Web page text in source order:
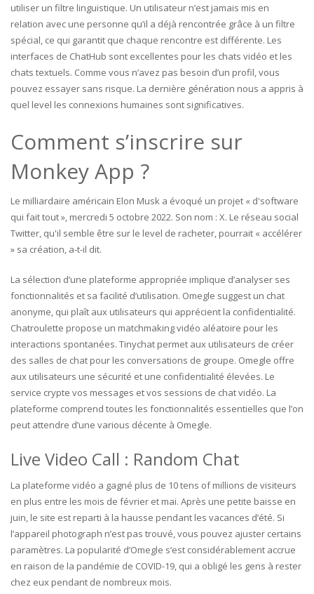
utiliser un filtre linguistique. Un utilisateur n’est jamais mis en
relation avec une personne qu’il a déjà rencontrée grâce à un filtre
spécial, ce qui garantit que chaque rencontre est différente. Les
interfaces de ChatHub sont excellentes pour les chats vidéo et les
chats textuels. Comme vous n’avez pas besoin d’un profil, vous
pouvez essayer sans risque. La dernière génération nous a appris à
quel level les connexions humaines sont significatives.
Comment s’inscrire sur
Monkey App ?
Le milliardaire américain Elon Musk a évoqué un projet « d'software
qui fait tout », mercredi 5 octobre 2022. Son nom : X. Le réseau social
Twitter, qu'il semble être sur le level de racheter, pourrait « accélérer
» sa création, a-t-il dit.
La sélection d’une plateforme appropriée implique d’analyser ses
fonctionnalités et sa facilité d’utilisation. Omegle suggest un chat
anonyme, qui plaît aux utilisateurs qui apprécient la confidentialité.
Chatroulette propose un matchmaking vidéo aléatoire pour les
interactions spontanées. Tinychat permet aux utilisateurs de créer
des salles de chat pour les conversations de groupe. Omegle offre
aux utilisateurs une sécurité et une confidentialité élevées. Le
service crypte vos messages et vos sessions de chat vidéo. La
plateforme comprend toutes les fonctionnalités essentielles que l’on
peut attendre d’une various décente à Omegle.
Live Video Call : Random Chat
La plateforme vidéo a gagné plus de 10 tens of millions de visiteurs
en plus entre les mois de février et mai. Après une petite baisse en
juin, le site est reparti à la hausse pendant les vacances d’été. Si
l’appareil photograph n’est pas trouvé, vous pouvez ajuster certains
paramètres. La popularité d’Omegle s’est considérablement accrue
en raison de la pandémie de COVID-19, qui a obligé les gens à rester
chez eux pendant de nombreux mois.